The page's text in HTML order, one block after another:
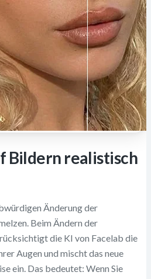
Bildern realistisch
Änderung der
Beim Ändern der
die KI von Facelab die
Augen und mischt das neue
ein. Das bedeutet: Wenn Sie